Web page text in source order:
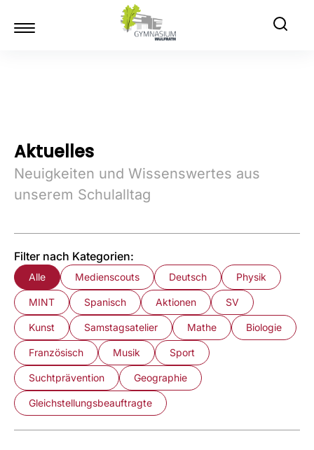
Aktuelles
Neuigkeiten und Wissenswertes aus
unserem Schulalltag
Filter nach Kategorien:
Alle Medienscouts Deutsch Physik
MINT Spanisch Aktionen SV
Kunst Samstagsatelier Mathe Biologie
Französisch Musik Sport
Suchtprävention Geographie
Gleichstellungsbeauftragte